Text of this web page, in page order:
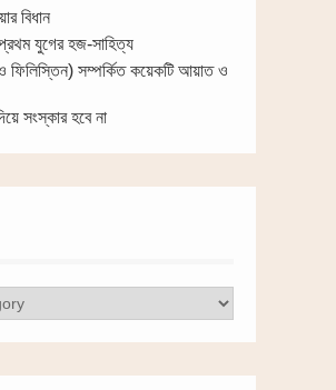
বিধান
প্রথম যুগের হজ-সাহিত্য
ও ফিলিস্তিন) সম্পর্কিত কয়েকটি আয়াত ও
সংস্কার হবে না